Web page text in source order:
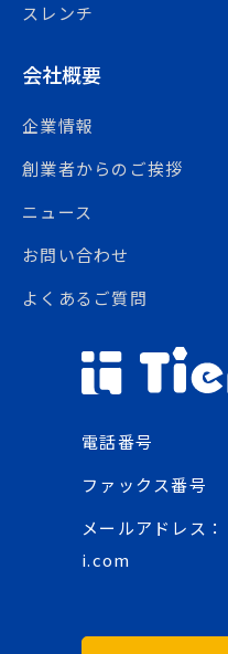
スレンチ
会社概要
企業情報
創業者からのご挨拶
ニュース
お問い合わせ
よくあるご質問
電話番号
ファックス番号
メールアドレス：
i.com